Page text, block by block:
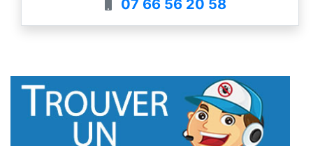
07 66 56 20 58